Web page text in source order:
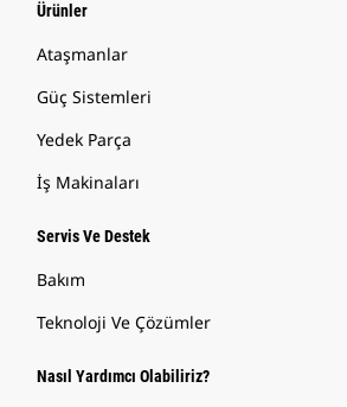
Ürünler
Ataşmanlar
Güç Sistemleri
Yedek Parça
İş Makinaları
Servis Ve Destek
Bakım
Teknoloji Ve Çözümler
Nasıl Yardımcı Olabiliriz?